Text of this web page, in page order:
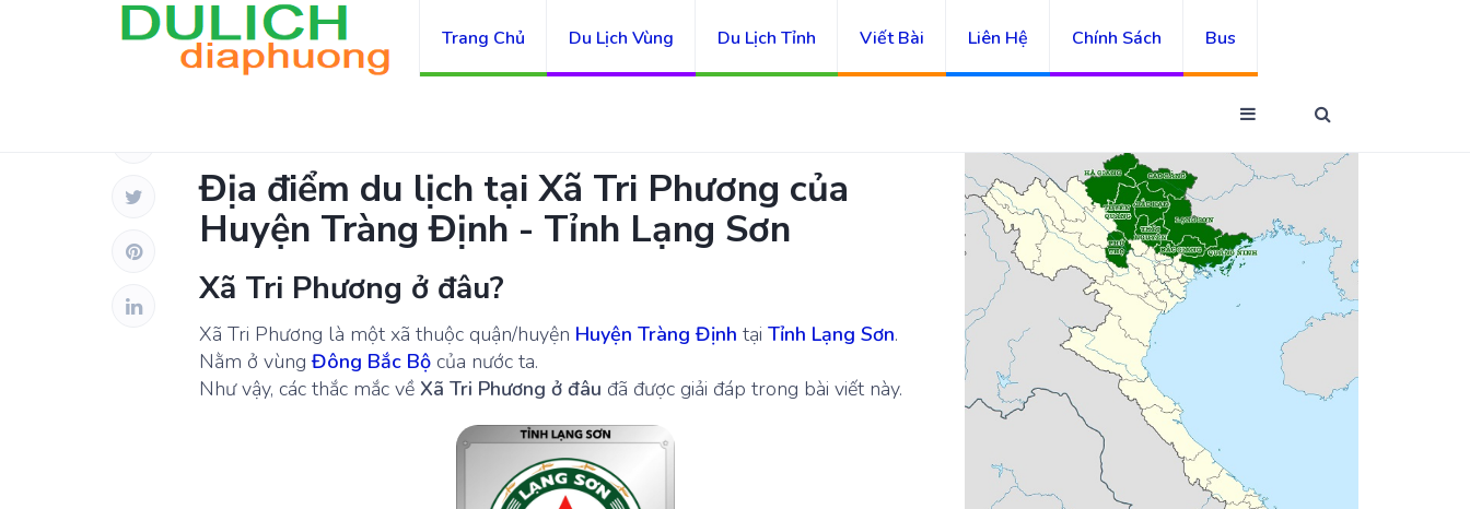
Trang Chủ Du Lịch Vùng Du Lịch Tỉnh Viết Bài Liên Hệ Chính Sách Bus
Địa điểm du lịch tại Xã Tri Phương của
Huyện Tràng Định - Tỉnh Lạng Sơn
Xã Tri Phương ở đâu?
Xã Tri Phương là một xã thuộc quận/huyện Huyện Tràng Định tại Tỉnh Lạng Sơn.
Nằm ở vùngĐông Bắc Bộ của nước ta.
Như vậy, các thắc mắc về Xã Tri Phương ở đâu đã được giải đáp trong bài viết này.